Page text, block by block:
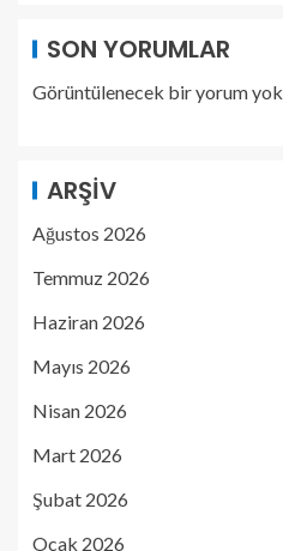
SON YORUMLAR
Görüntülenecek bir yorum yok.
ARŞIV
Ağustos 2026
Temmuz 2026
Haziran 2026
Mayıs 2026
Nisan 2026
Mart 2026
Şubat 2026
Ocak 2026